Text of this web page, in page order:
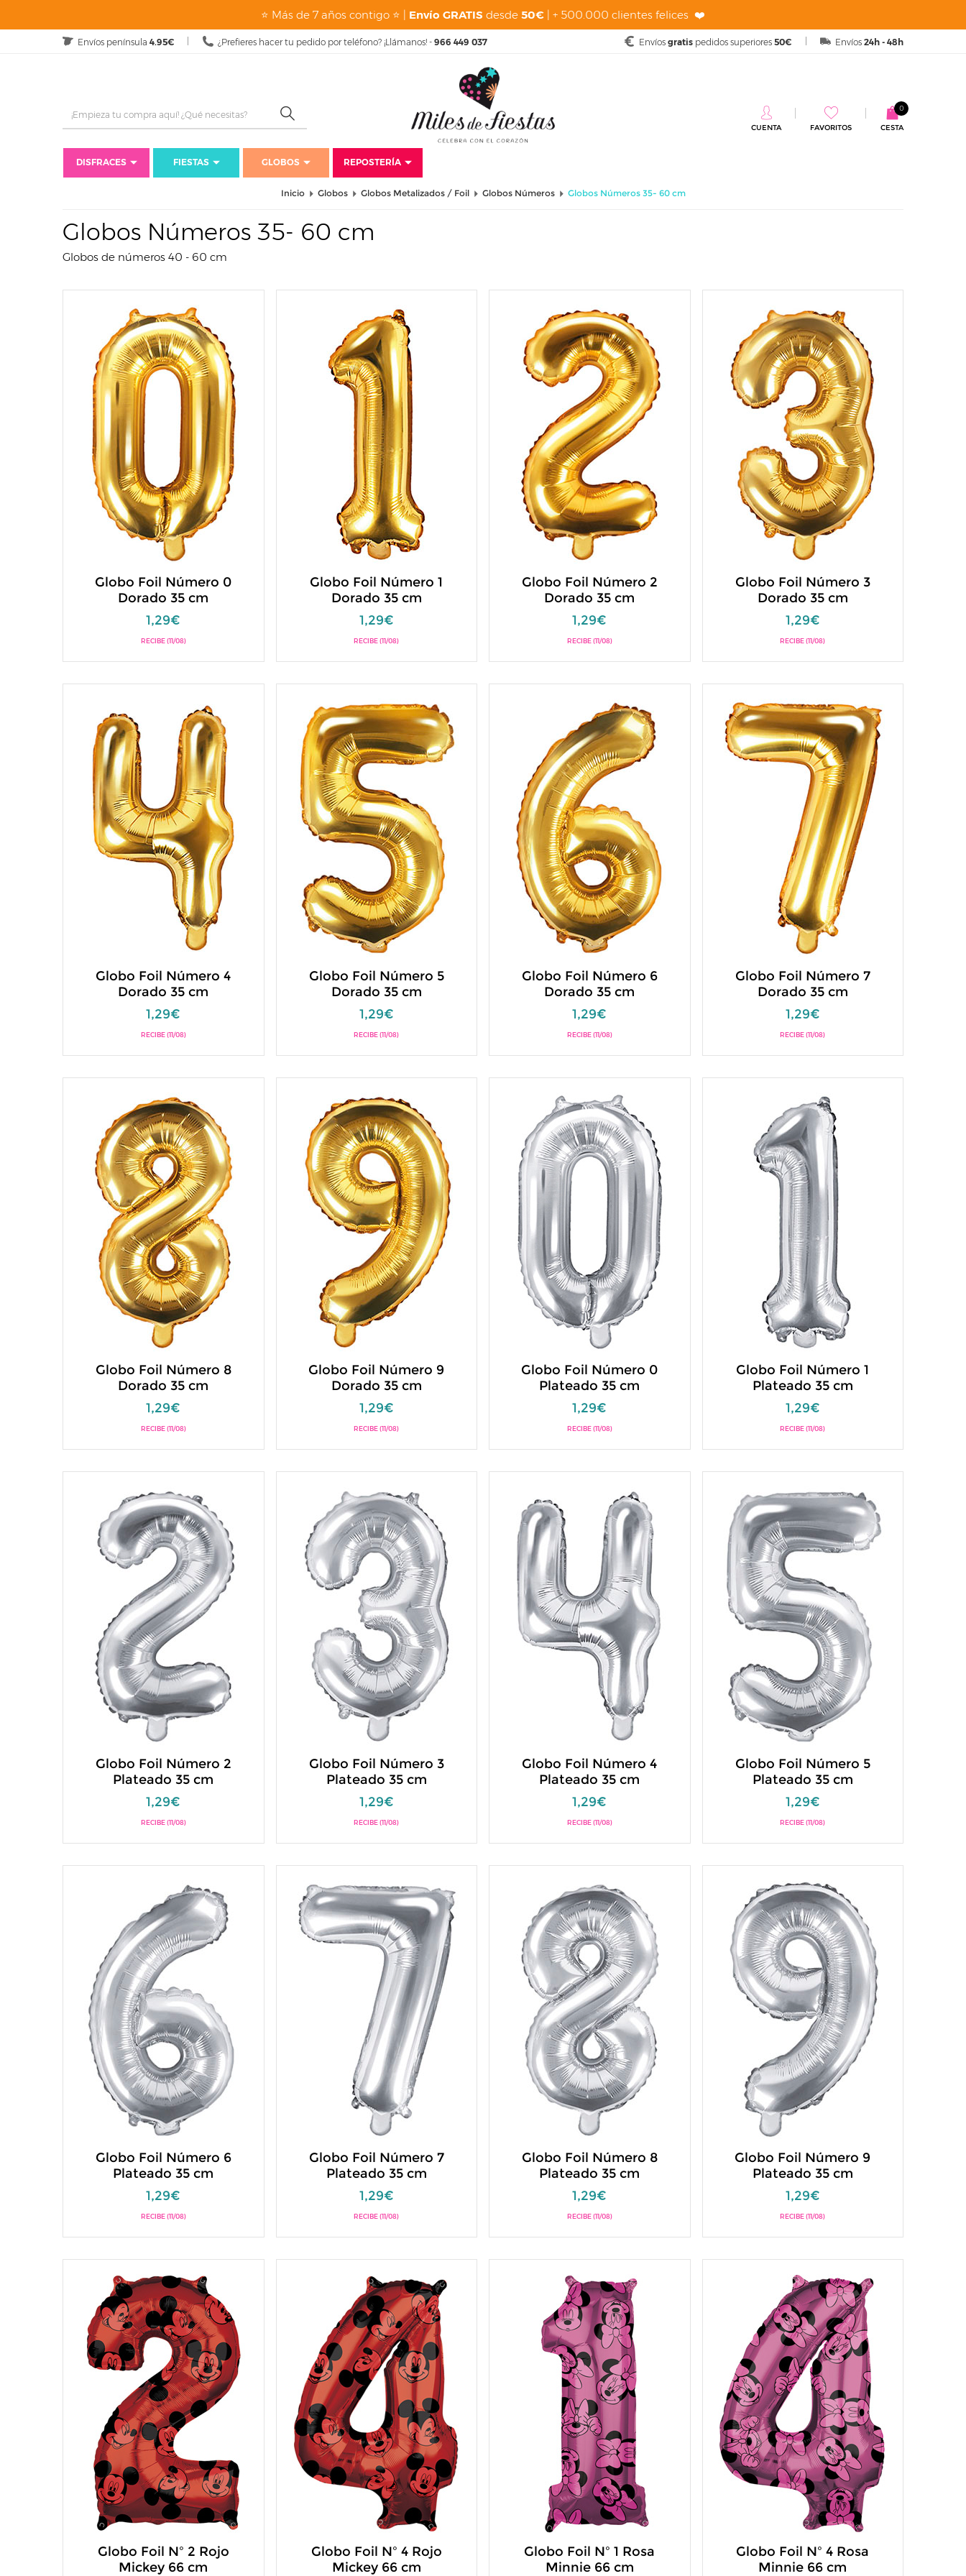
⭐ Más de 7 años contigo ⭐ | Envío GRATIS desde 50€ | + 500.000 clientes felices ❤️
Envíos península 4.95€ ¿Prefieres hacer tu pedido por teléfono? ¡Llámanos! - 966 449 037 Envíos 24h - 48h
Envíos gratis pedidos superiores 50€
CESTA
0
CUENTA FAVORITOS
DISFRACES FIESTAS GLOBOS REPOSTERÍA
Inicio Globos Globos Metalizados / Foil Globos Números Globos Números 35- 60 cm
Globos Números 35- 60 cm
Globos de números 40 - 60 cm
Globo Foil Número 0
Dorado 35 cm
1,29€
RECIBE (11/08)
Globo Foil Número 1
Dorado 35 cm
1,29€
RECIBE (11/08)
Globo Foil Número 2
Dorado 35 cm
1,29€
RECIBE (11/08)
Globo Foil Número 3
Dorado 35 cm
1,29€
RECIBE (11/08)
Globo Foil Número 4
Dorado 35 cm
1,29€
RECIBE (11/08)
Globo Foil Número 5
Dorado 35 cm
1,29€
RECIBE (11/08)
Globo Foil Número 6
Dorado 35 cm
1,29€
RECIBE (11/08)
Globo Foil Número 7
Dorado 35 cm
1,29€
RECIBE (11/08)
Globo Foil Número 8
Dorado 35 cm
1,29€
RECIBE (11/08)
Globo Foil Número 9
Dorado 35 cm
1,29€
RECIBE (11/08)
Globo Foil Número 0
Plateado 35 cm
1,29€
RECIBE (11/08)
Globo Foil Número 1
Plateado 35 cm
1,29€
RECIBE (11/08)
Globo Foil Número 2
Plateado 35 cm
1,29€
RECIBE (11/08)
Globo Foil Número 3
Plateado 35 cm
1,29€
RECIBE (11/08)
Globo Foil Número 4
Plateado 35 cm
1,29€
RECIBE (11/08)
Globo Foil Número 5
Plateado 35 cm
1,29€
RECIBE (11/08)
Globo Foil Número 6
Plateado 35 cm
1,29€
RECIBE (11/08)
Globo Foil Número 7
Plateado 35 cm
1,29€
RECIBE (11/08)
Globo Foil Número 8
Plateado 35 cm
1,29€
RECIBE (11/08)
Globo Foil Número 9
Plateado 35 cm
1,29€
RECIBE (11/08)
Globo Foil Nº 2 Rojo
Mickey 66 cm
Globo Foil Nº 4 Rojo
Mickey 66 cm
Globo Foil Nº 1 Rosa
Minnie 66 cm
Globo Foil Nº 4 Rosa
Minnie 66 cm